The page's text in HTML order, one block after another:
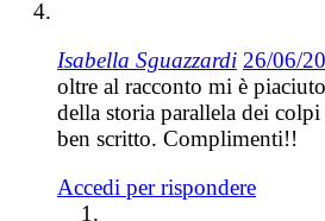
Isabella Sguazzardi 26/06/
oltre al racconto mi è
della storia parallela dei colpi
ben scritto. Complimenti!!
Accedi per rispondere